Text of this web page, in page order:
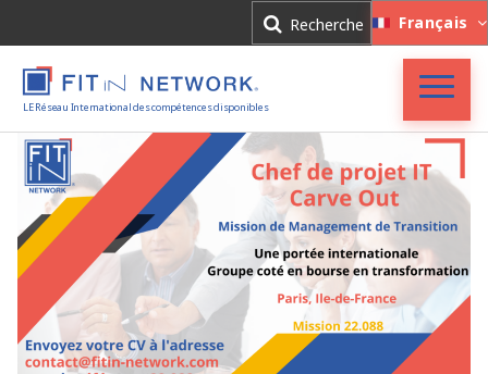
Recherche Français
LE Réseau International des compétences disponibles
Accueil
FIT in NETWORK®
Entreprises
Experts
Actualités
Connexion
Inscription